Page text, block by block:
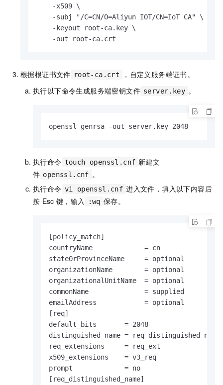
    -x509 \
    -subj "/C=CN/O=Aliyun IOT/CN=IoT CA" \
    -keyout root-ca.key \
    -out root-ca.crt
根据根证书文件 root-ca.crt
，自定义服务端证书。
执行以下命令生成服务端密钥文件 server.key 。
openssl genrsa -out server.key 2048
执行命令 touch openssl.cnf 新建文
件 openssl.cnf 。
执行命令 vi openssl.cnf 进入文件，填入以下内容后
按 Esc 键，输入 :wq 保存。
[policy_match]
countryName             = cn
stateOrProvinceName     = optional
organizationName        = optional
organizationalUnitName  = optional
commonName              = supplied
emailAddress            = optional
[req]
default_bits       = 2048
distinguished_name = req_distinguished_name
req_extensions     = req_ext
x509_extensions    = v3_req
prompt             = no
[req_distinguished_name]